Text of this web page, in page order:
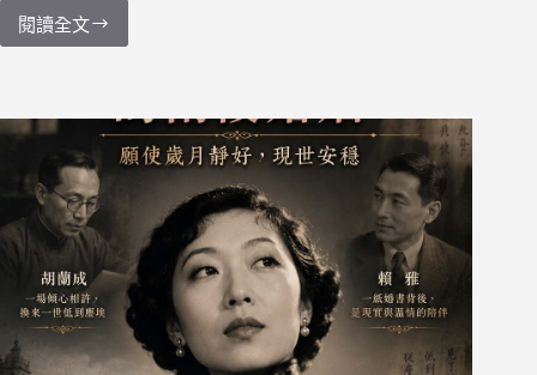
閱讀全文
【愛
下
一
個
你
喜
歡
的
人？